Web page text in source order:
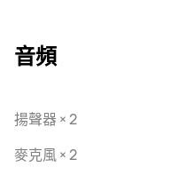
音頻
揚聲器 × 2
麥克風 × 2